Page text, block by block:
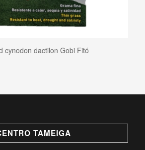
cynodon dactilon Gobi Fitó
TAMEIGA